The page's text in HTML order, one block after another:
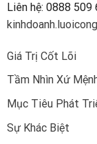
Liên hệ: 0888 509
Giá Trị Cốt Lõi
Tầm Nhìn Xứ
Mục Tiêu Phát
Sự Khác Biệt